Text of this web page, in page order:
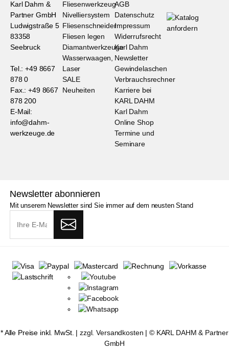
Karl Dahm &
Partner GmbH
Ludwigstraße 5
83358
Seebruck
Tel.: +49 8667
878 0
Fax.: +49 8667
878 200
E-Mail:
info@dahm-
werkzeuge.de
Fliesenwerkzeug
Nivelliersystem
Fliesenschneider
Fliesen legen
Diamantwerkzeuge
Wasserwaagen,
Laser
SALE
Neuheiten
AGB
Datenschutz
Impressum
Widerrufsrecht
Karl Dahm
Newsletter
Gewindelaschen
Verbrauchsrechner
Karriere bei
KARL DAHM
Karl Dahm
Online Shop
Termine und
Seminare
Newsletter abonnieren
Mit unserem Newsletter sind Sie immer auf dem neusten Stand
* Alle Preise inkl. MwSt. |zzgl. Versandkosten | © KARL DAHM & Partner
GmbH